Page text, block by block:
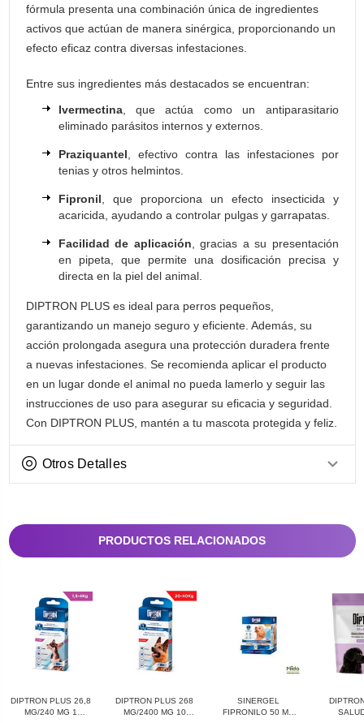
fórmula presenta una combinación única de ingredientes
activos que actúan de manera sinérgica, proporcionando un
efecto eficaz contra diversas infestaciones.
Entre sus ingredientes más destacados se encuentran:
Ivermectina, que actúa como un antiparasitario
eliminado parásitos internos y externos.
Praziquantel, efectivo contra las infestaciones por
tenias y otros helmintos.
Fipronil, que proporciona un efecto insecticida y
acaricida, ayudando a controlar pulgas y garrapatas.
Facilidad de aplicación, gracias a su presentación
en pipeta, que permite una dosificación precisa y
directa en la piel del animal.
DIPTRON PLUS es ideal para perros pequeños,
garantizando un manejo seguro y eficiente. Además, su
acción prolongada asegura una protección duradera frente
a nuevas infestaciones. Se recomienda aplicar el producto
en un lugar donde el animal no pueda lamerlo y seguir las
instrucciones de uso para asegurar su eficacia y seguridad.
Con DIPTRON PLUS, mantén a tu mascota protegida y feliz.
Otros Detalles
PRODUCTOS RELACIONADOS
DIPTRON PLUS 26,8
MG/240 MG 1
DIPTRON PLUS 268
MG/2400 MG 10
SINERGEL
FIPRONILO 50 MG